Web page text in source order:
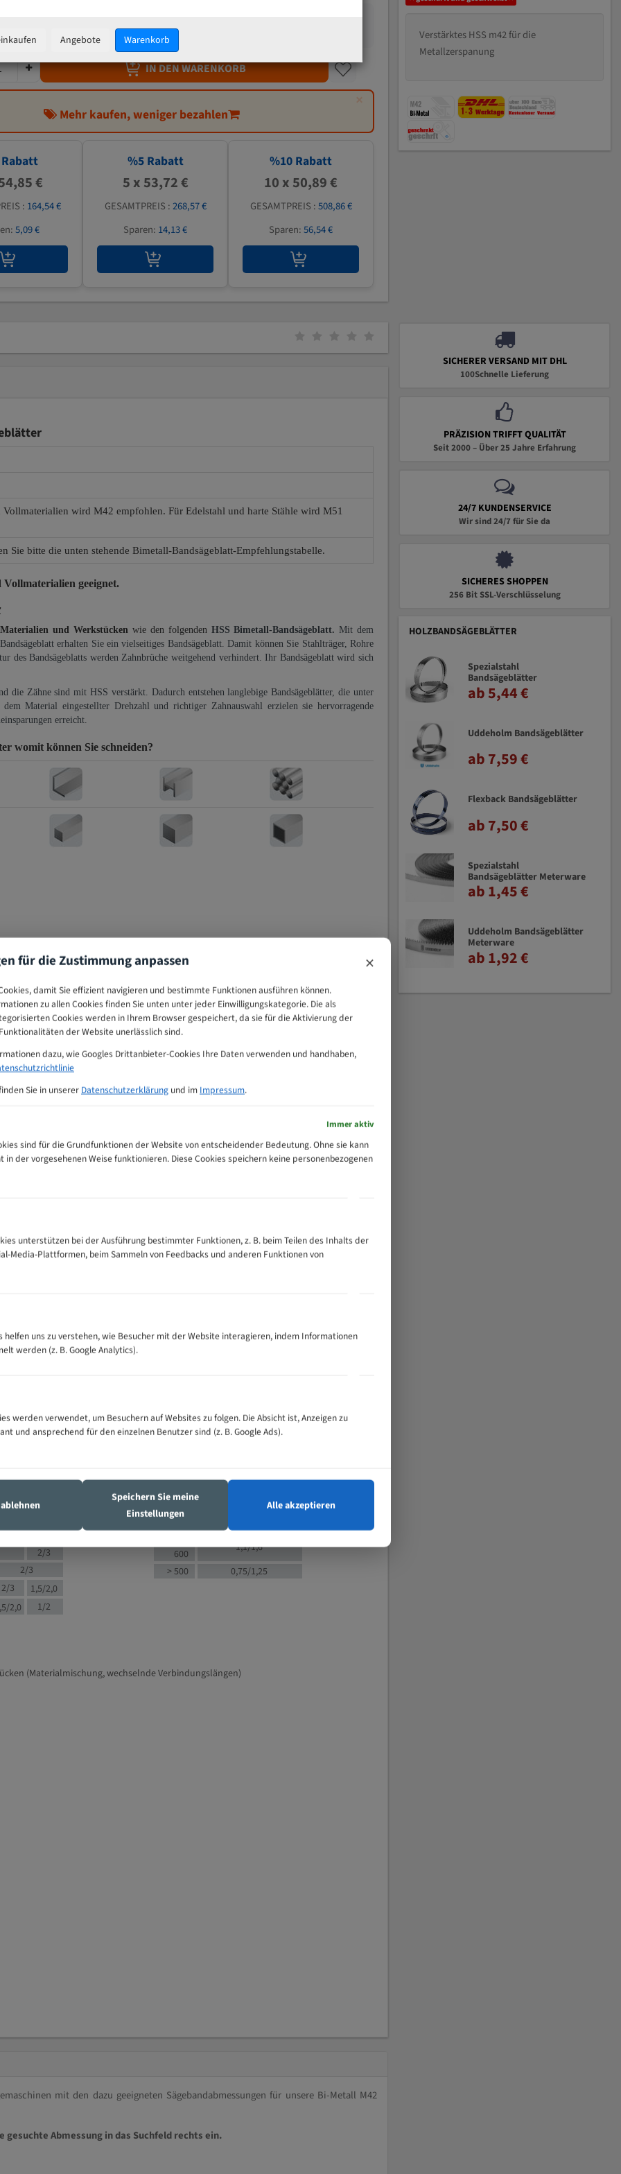
56,54 €
zzgl.Versandkosten
IN DEN WARENKORB
×
Mehr kaufen, weniger bezahlen
€
: 164,54 €
5,09 €
%5Rabatt
5 x 53,72 €
GESAMTPREIS :268,57 €
Sparen: 14,13 €
%10 Rabatt
10 x 50,89 €
GESAMTPREIS :508,86 €
Sparen:56,54 €
Verstärktes HSS m42 für die
Metallzerspanung
wird M42 empfohlen. Für Edelstahl und harte Stähle wird M51
Sie bitte die unten stehende Bimetall-Bandsägeblatt-Empfehlungstabelle.
geeignet.
und Werkstücken wie den folgenden HSS Bimetall-Bandsägeblatt. Mit dem
erhalten Sie ein vielseitiges Bandsägeblatt. Damit können Sie Stahlträger, Rohre
des Bandsägeblatts werden Zahnbrüche weitgehend verhindert. Ihr Bandsägeblatt wird sich
die Zähne sind mit HSS verstärkt. Dadurch entstehen langlebige Bandsägeblätter, die unter
Material eingestellter Drehzahl und richtiger Zahnauswahl erzielen sie hervorragende
erreicht.
womit können Sie schneiden?
Tabelle
300
500
4/6
4/6
4/5
4/5
2/3
2/3
2/3
1,5/2,0
2,0 1/2
M (mm)
Zähne pro
Zoll (ZpZ))
35 - 70
5/8
130 -
350
150 -
600
1,1/1,6
> 500
0,75/1,25
(Materialmischung, wechselnde Verbindungslängen)
mit den dazu geeigneten Sägebandabmessungen für unsere Bi-Metall M42
Abmessung in das Suchfeld rechts ein.
SICHERER VERSAND MIT DHL
100Schnelle Lieferung
PRÄZISION TRIFFT QUALITÄT
Seit 2000 – Über 25 Jahre Erfahrung
24/7 KUNDENSERVICE
Wir sind 24/7 für Sie da
SICHERES SHOPPEN
256 Bit SSL-Verschlüsselung
HOLZBANDSÄGEBLÄTTER
Spezialstahl
Bandsägeblätter
ab 5,44 €
Uddeholm Bandsägeblätter
ab 7,59 €
Flexback Bandsägeblätter
ab 7,50 €
Spezialstahl
Bandsägeblätter Meterware
ab 1,45 €
Uddeholm Bandsägeblätter
Meterware
ab 1,92 €
Angebote Warenkorb
für die Zustimmung anpassen ×
damit Sie effizient navigieren und bestimmte Funktionen ausführen können.
zu allen Cookies finden Sie unten unter jeder Einwilligungskategorie. Die als
Cookies werden in Ihrem Browser gespeichert, da sie für die Aktivierung der
der Website unerlässlich sind.
dazu, wie Googles Drittanbieter-Cookies Ihre Daten verwenden und handhaben,
Sie in unserer Datenschutzerklärung und im Impressum.
Immer aktiv
sind für die Grundfunktionen der Website von entscheidender Bedeutung. Ohne sie kann
in der vorgesehenen Weise funktionieren. Diese Cookies speichern keine personenbezogenen
unterstützen bei der Ausführung bestimmter Funktionen, z. B. beim Teilen des Inhalts der
Media-Plattformen, beim Sammeln von Feedbacks und anderen Funktionen von
helfen uns zu verstehen, wie Besucher mit der Website interagieren, indem Informationen
werden (z. B. Google Analytics).
werden verwendet, um Besuchern auf Websites zu folgen. Die Absicht ist, Anzeigen zu
und ansprechend für den einzelnen Benutzer sind (z. B. Google Ads).
Speichern Sie meine
Einstellungen
Alle akzeptieren